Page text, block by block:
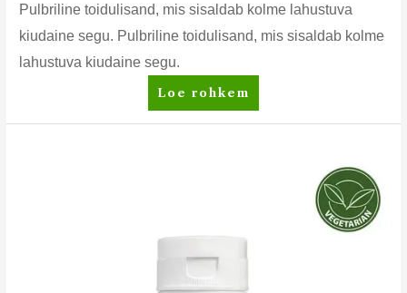
Pulbriline toidulisand, mis sisaldab kolme lahustuva
kiudaine segu. Pulbriline toidulisand, mis sisaldab kolme
lahustuva kiudaine segu.
Nutrilite™
Toidulisand
Loe rohkem